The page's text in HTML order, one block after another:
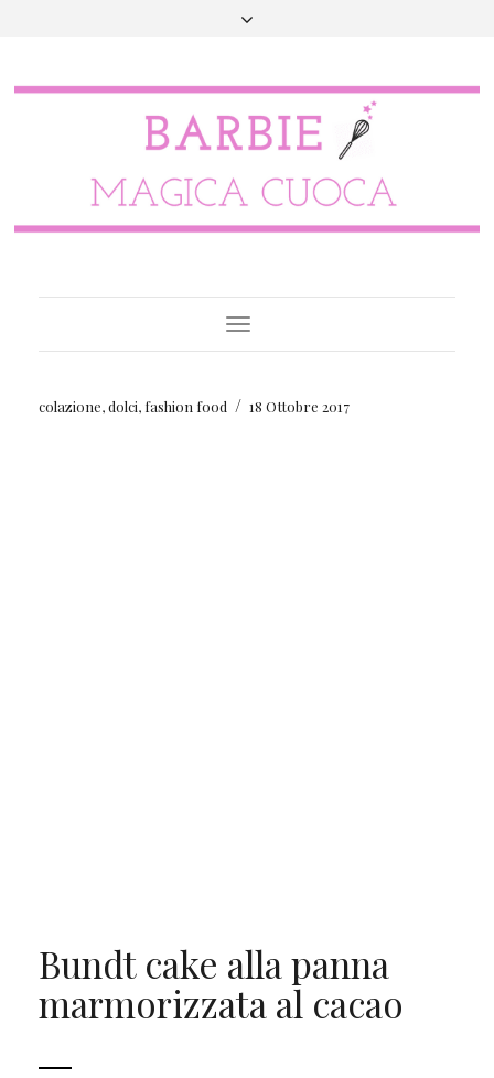
Toggle
Navigation
colazione,dolci, fashion food / 18 Ottobre 2017
Bundt cake alla panna
marmorizzata al cacao